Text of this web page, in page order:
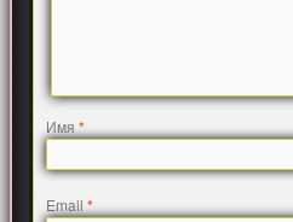
Имя*
Email*